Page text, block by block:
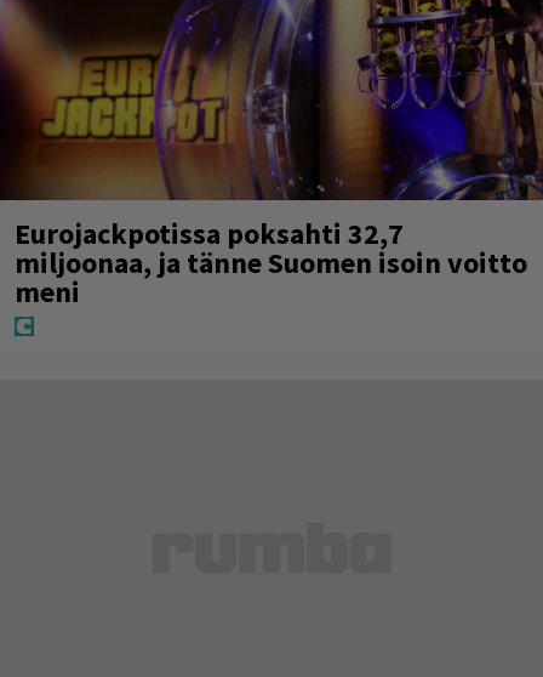
Eurojackpotissa poksahti 32,7
miljoonaa, ja tänne Suomen isoin voitto
meni